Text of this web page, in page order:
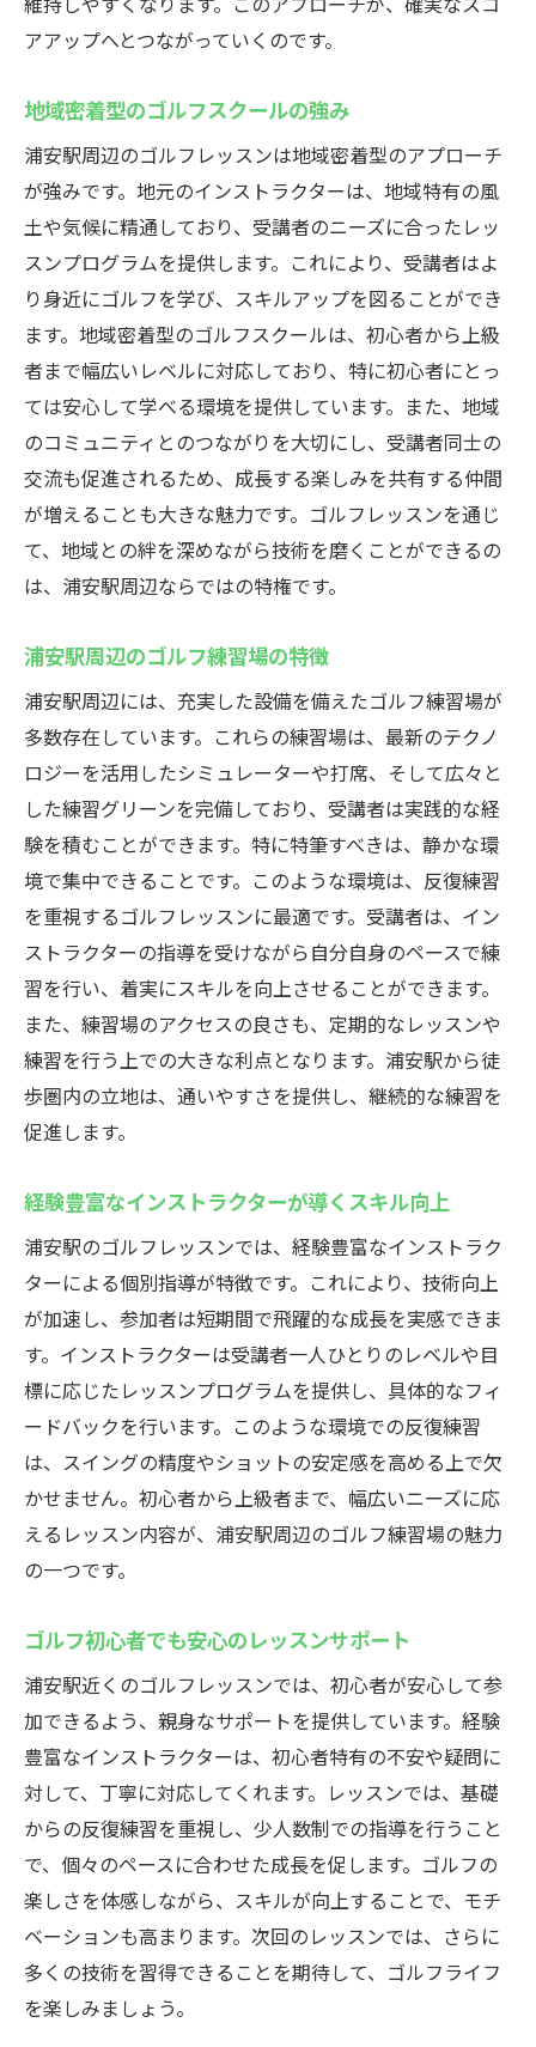
練習の進捗をしっかりフィードバック
の重要性
仲間と共に成長できる環境作り
最新設備の整ったウテミル浦安駅前店のゴルフ
レッスンで集中トレーニング
最新技術を活用した練習環境の魅力
データ解析でスイングを改善
ビジュアルフィードバックで効果的学習
集中力を高めるための施設デザイン
快適な練習空間が提供するメリット
最新設備を活かしたトレーニングメソッド
ウテミル浦安駅前店でのゴルフレッスンが提供
する個別ニーズに応じたプログラム
ニーズに応じたカスタマイズプランの提案
特別プログラムでさらなるスキルアップ
個別カウンセリングで課題を明確化
目的に応じた柔軟なレッスンスタイル
目標達成に向けたステップバイステップ指
導
経験豊富なインストラクターによる効果的なゴ
ルフレッスン
経験豊富なインストラクターの指導力
インストラクターからの具体的アドバイス
効果的なレッスンを実現する指導法
経験に基づいた練習メニューの開発
ゴルフ理論と実践の融合
信頼できるインストラクターとの関係構築
レッスン場
都会の喧騒から離れた練習環境の魅力
集中力を高める静かなレッスン場
室内環境での効果的なゴルフ練習
静かな場所でのメンタルトレーニング
天候に左右されない練習のメリット
心地よい空間でのリフレッシュと学び
アアップへとつながっていくのです。
地域密着型のゴルフスクールの強み
浦安駅周辺のゴルフレッスンは地域密着型のアプローチ
が強みです。地元のインストラクターは、地域特有の風
土や気候に精通しており、受講者のニーズに合ったレッ
スンプログラムを提供します。これにより、受講者はよ
り身近にゴルフを学び、スキルアップを図ることができ
ます。地域密着型のゴルフスクールは、初心者から上級
者まで幅広いレベルに対応しており、特に初心者にとっ
ては安心して学べる環境を提供しています。また、地域
のコミュニティとのつながりを大切にし、受講者同士の
交流も促進されるため、成長する楽しみを共有する仲間
が増えることも大きな魅力です。ゴルフレッスンを通じ
て、地域との絆を深めながら技術を磨くことができるの
は、浦安駅周辺ならではの特権です。
浦安駅周辺のゴルフ練習場の特徴
浦安駅周辺には、充実した設備を備えたゴルフ練習場が
多数存在しています。これらの練習場は、最新のテクノ
ロジーを活用したシミュレーターや打席、そして広々と
した練習グリーンを完備しており、受講者は実践的な経
験を積むことができます。特に特筆すべきは、静かな環
境で集中できることです。このような環境は、反復練習
を重視するゴルフレッスンに最適です。受講者は、イン
ストラクターの指導を受けながら自分自身のペースで練
習を行い、着実にスキルを向上させることができます。
また、練習場のアクセスの良さも、定期的なレッスンや
練習を行う上での大きな利点となります。浦安駅から徒
歩圏内の立地は、通いやすさを提供し、継続的な練習を
促進します。
経験豊富なインストラクターが導くスキル向上
浦安駅のゴルフレッスンでは、経験豊富なインストラク
ターによる個別指導が特徴です。これにより、技術向上
が加速し、参加者は短期間で飛躍的な成長を実感できま
す。インストラクターは受講者一人ひとりのレベルや目
標に応じたレッスンプログラムを提供し、具体的なフィ
ードバックを行います。このような環境での反復練習
は、スイングの精度やショットの安定感を高める上で欠
かせません。初心者から上級者まで、幅広いニーズに応
えるレッスン内容が、浦安駅周辺のゴルフ練習場の魅力
の一つです。
ゴルフ初心者でも安心のレッスンサポート
浦安駅近くのゴルフレッスンでは、初心者が安心して参
加できるよう、親身なサポートを提供しています。経験
豊富なインストラクターは、初心者特有の不安や疑問に
対して、丁寧に対応してくれます。レッスンでは、基礎
からの反復練習を重視し、少人数制での指導を行うこと
で、個々のペースに合わせた成長を促します。ゴルフの
楽しさを体感しながら、スキルが向上することで、モチ
ベーションも高まります。次回のレッスンでは、さらに
多くの技術を習得できることを期待して、ゴルフライフ
を楽しみましょう。